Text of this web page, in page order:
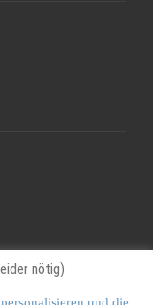
nötig)